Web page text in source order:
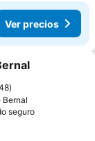
Ver precios
Bernal
seguro